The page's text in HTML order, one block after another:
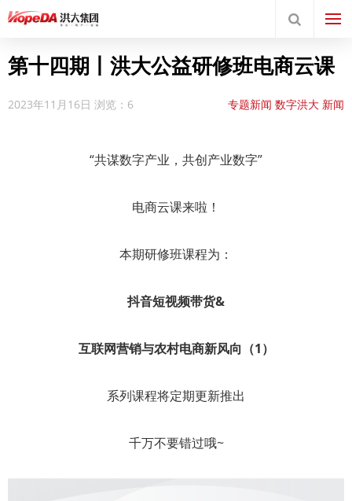
第十四期丨洪大公益研修班电商云课
2023年11月16日 浏览：6 专题新闻 数字洪大 新闻
“共谋数字产业，共创产业数字”
电商云课来啦！
本期研修班课程为：
抖音短视频带货&
互联网营销与农村电商新风向（1）
系列课程将定期更新推出
千万不要错过哦~